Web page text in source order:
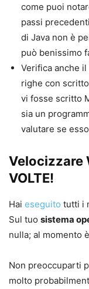
come puoi
passi
di Java non è
può benissimo
Verifica anche il
righe con scritto
vi fosse scritto
sia un
valutare se
Velocizzare
VOLTE!
Hai eseguito tutti i
Sul tuo sistema
nulla; al momento è
Non preoccuparti
molto